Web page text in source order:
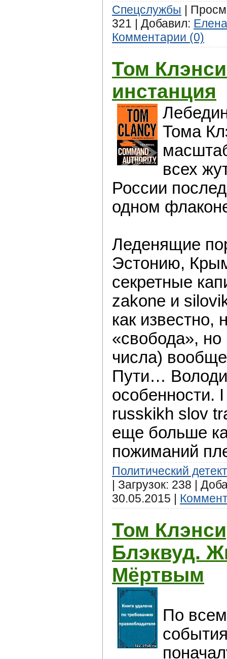
Спецслужбы |
321 | Добавил: Елена
Комментарии (0)
Том
инстанция
Тома
всех
России
одном
Леденящие
Эстонию,
секретные
zakone и
как известно,
«свобода», но
числа)
Пути…
особенности.
russkikh slov
еще больше
пожиманий
Политический
| Загрузок: 238 |
30.05.2015 |
Том
Блэквуд.
Мёртвым
По